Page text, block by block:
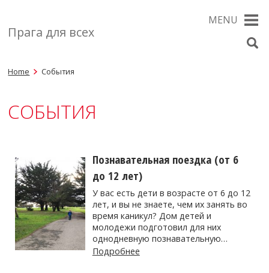
Прага для всех
MENU
Home События
СОБЫТИЯ
Познавательная поездка (от 6
до 12 лет)
У вас есть дети в возрасте от 6 до 12
лет, и вы не знаете, чем их занять во
время каникул? Дом детей и
молодежи подготовил для них
однодневную познавательную…
Подробнее